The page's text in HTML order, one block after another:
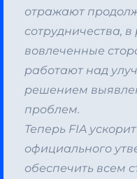
отражают
сотрудничества,
вовлеченные
работают над
решением
проблем.
Теперь FIA
официального
обеспечить всем